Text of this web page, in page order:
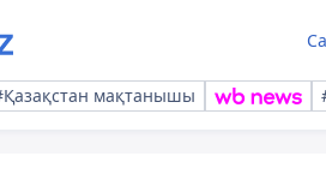
мақтанышы